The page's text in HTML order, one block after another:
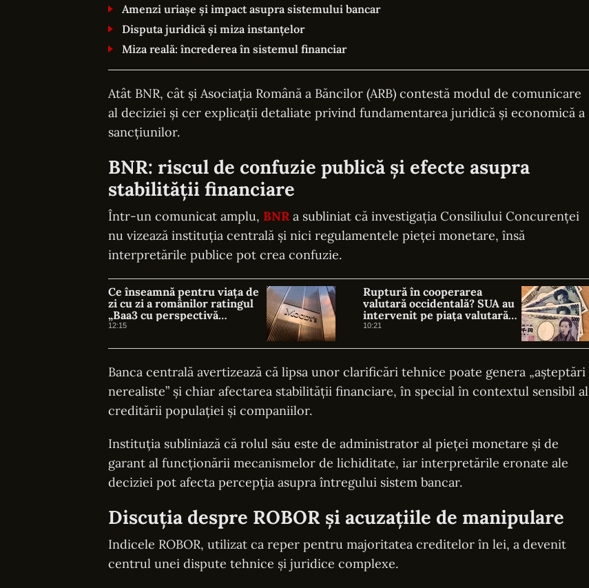
Amenzi uriașe și impact asupra sistemului bancar
Disputa juridică și miza instanțelor
Miza reală: încrederea în sistemul financiar
Atât BNR, cât și Asociația Română a Băncilor (ARB) contestă modul de comunicare
al deciziei și cer explicații detaliate privind fundamentarea juridică și economică a
sancțiunilor.
BNR: riscul de confuzie publică și efecte asupra
stabilității financiare
Într-un comunicat amplu, BNR a subliniat că investigația Consiliului Concurenței
nu vizează instituția centrală și nici regulamentele pieței monetare, însă
interpretările publice pot crea confuzie.
Ce înseamnă pentru viața de
zi cu zi a românilor ratingul
„Baa3 cu perspectivă
negativă” acordat de agențiile
12:15
Ruptură în cooperarea
valutară occidentală? SUA au
intervenit pe piața valutară
fără să consulte BCE
10:21
Banca centrală avertizează că lipsa unor clarificări tehnice poate genera „așteptări
nerealiste” și chiar afectarea stabilității financiare, în special în contextul sensibil al
creditării populației și companiilor.
Instituția subliniază că rolul său este de administrator al pieței monetare și de
garant al funcționării mecanismelor de lichiditate, iar interpretările eronate ale
deciziei pot afecta percepția asupra întregului sistem bancar.
Discuția despre ROBOR și acuzațiile de manipulare
Indicele ROBOR, utilizat ca reper pentru majoritatea creditelor în lei, a devenit
centrul unei dispute tehnice și juridice complexe.